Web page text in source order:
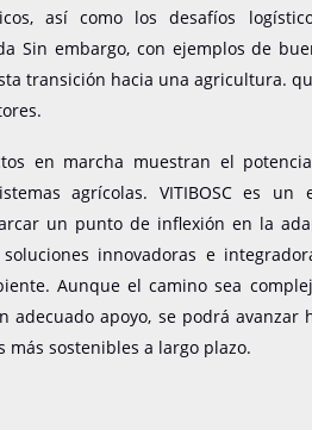
así como los desafíos
Sin embargo, con ejemplos de
transición hacia una agricultura.
en marcha muestran el
agrícolas. VITIBOSC es
un punto de inflexión en la
innovadoras e
Aunque el camino sea
adecuado apoyo, se podrá
más sostenibles a largo plazo.